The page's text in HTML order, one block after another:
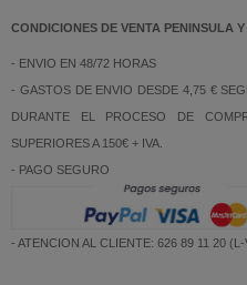
CONDICIONES DE VENTA PENINSULA
- ENVIO EN 48/72 HORAS
- GASTOS DE ENVIO DESDE 4,75 €
DURANTE EL PROCESO DE
SUPERIORES A 150€ + IVA.
- PAGO SEGURO
- ATENCION AL CLIENTE: 626 89 11 20